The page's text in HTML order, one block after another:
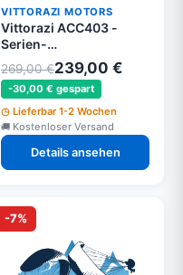
VITTORAZI MOTORS
Vittorazi ACC403 -
Serien-
Verbindungsmodul für
EFI-Batterien - Moster
185 EFI
269,00 €239,00 €
-30,00 € gespart
Lieferbar 1-2 Wochen
Kostenloser Versand
Details ansehen
-7%